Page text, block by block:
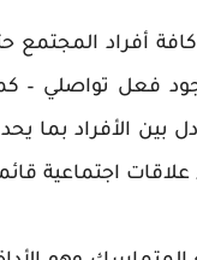
أفراد المجتمع
فعل تواصلي –
بين الأفراد بما
اجتماعية